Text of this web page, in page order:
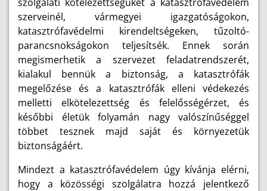
szerveinél, vármegyei igazgatóságokon,
katasztrófavédelmi kirendeltségeken, tűzoltó-
parancsnokságokon teljesítsék. Ennek során
megismerhetik a szervezet feladatrendszerét,
kialakul bennük a biztonság, a katasztrófák
megelőzése és a katasztrófák elleni védekezés
melletti elkötelezettség és felelősségérzet, és
későbbi életük folyamán nagy valószínűséggel
többet tesznek majd saját és környezetük
biztonságáért.
Mindezt a katasztrófavédelem úgy kívánja elérni,
hogy a közösségi szolgálatra hozzá jelentkező